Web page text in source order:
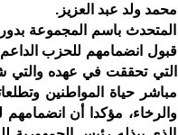
محمد ولد عبد العزيز.
المتحدث باسم المجموعة
قبول انضمامهم للحزب الداعم
التي تحققت في عهده والتي
مباشر حياة المواطنين
والرخاء، مؤكدا أن